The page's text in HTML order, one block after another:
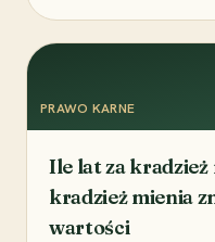
PRAWO KARNE
Ile lat za kradzież
kradzież mienia
wartości